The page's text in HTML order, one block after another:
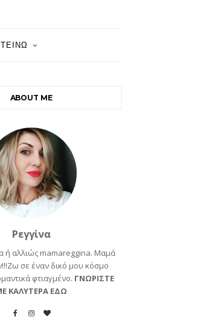
ABOUT ME
Ρεγγίνα
ή αλλιώς mamareggina. Μαμά
σε έναν δικό μου κόσμο
φτιαγμένο. ΓΝΩΡΙΣΤΕ
ΚΑΛΥΤΕΡΑ ΕΔΩ